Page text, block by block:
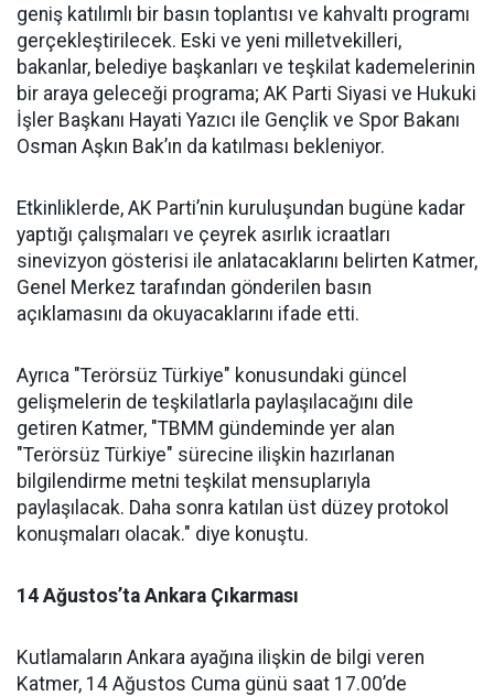
geniş katılımlı bir basın toplantısı ve kahvaltı programı
gerçekleştirilecek. Eski ve yeni milletvekilleri,
bakanlar, belediye başkanları ve teşkilat kademelerinin
bir araya geleceği programa; AK Parti Siyasi ve Hukuki
İşler Başkanı Hayati Yazıcı ile Gençlik ve Spor Bakanı
Osman Aşkın Bak’ın da katılması bekleniyor.
Etkinliklerde, AK Parti’nin kuruluşundan bugüne kadar
yaptığı çalışmaları ve çeyrek asırlık icraatları
sinevizyon gösterisi ile anlatacaklarını belirten Katmer,
Genel Merkez tarafından gönderilen basın
açıklamasını da okuyacaklarını ifade etti.
Ayrıca "Terörsüz Türkiye" konusundaki güncel
gelişmelerin de teşkilatlarla paylaşılacağını dile
getiren Katmer, "TBMM gündeminde yer alan
"Terörsüz Türkiye" sürecine ilişkin hazırlanan
bilgilendirme metni teşkilat mensuplarıyla
paylaşılacak. Daha sonra katılan üst düzey protokol
konuşmaları olacak." diye konuştu.
14 Ağustos’ta Ankara Çıkarması
Kutlamaların Ankara ayağına ilişkin de bilgi veren
Katmer, 14 Ağustos Cuma günü saat 17.00’de